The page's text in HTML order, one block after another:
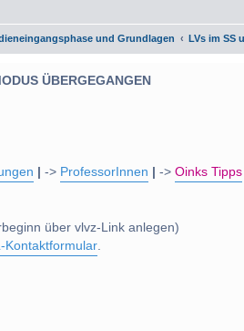
und Grundlagen LVs im SS
ÜBERGEGANGEN
-> ProfessorInnen -> Oinks Tipps
über vlvz-Link anlegen)
Kontaktformular.